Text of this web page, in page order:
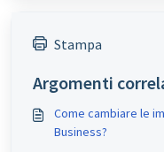
Stampa
Argomenti
Come cambiare le
Business?